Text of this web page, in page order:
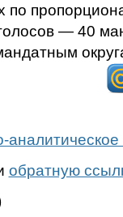
— 40
обратную